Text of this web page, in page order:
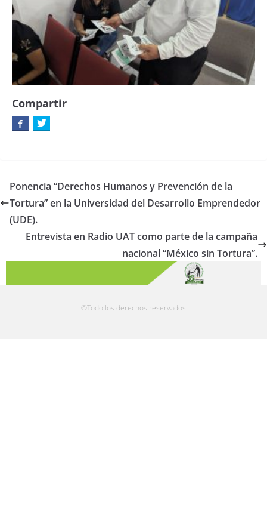
Compartir
Ponencia “Derechos Humanos y Prevención de la
Tortura” en la Universidad del Desarrollo Emprendedor
(UDE).
Entrevista en Radio UAT como parte de la campaña
nacional “México sin Tortura”.
©Todo los derechos reservados